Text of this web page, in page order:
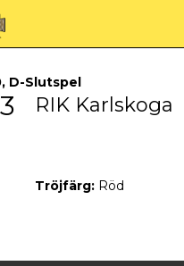
D-Slutspel
RIK Karlskoga
Tröjfärg: Röd